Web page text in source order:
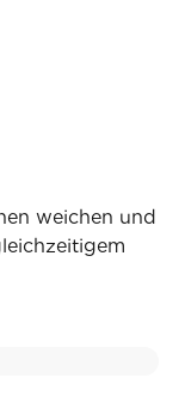
weichen und